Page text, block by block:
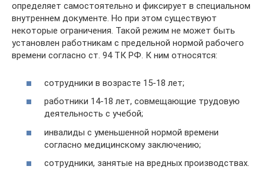
определяет самостоятельно и фиксирует в специальном
внутреннем документе. Но при этом существуют
некоторые ограничения. Такой режим не может быть
установлен работникам с предельной нормой рабочего
времени согласно ст. 94 ТК РФ. К ним относятся:
сотрудники в возрасте 15-18 лет;
работники 14-18 лет, совмещающие трудовую
деятельность с учебой;
инвалиды с уменьшенной нормой времени
согласно медицинскому заключению;
сотрудники, занятые на вредных производствах.